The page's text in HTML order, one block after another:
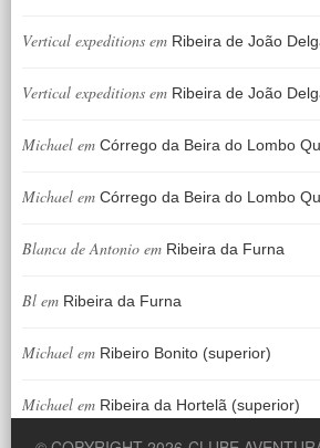
Vertical expeditions em Ribeira de João
Vertical expeditions em Ribeira de João
Michael em Córrego da Beira do Lombo
Michael em Córrego da Beira do Lombo
Blanca de Antonio em Ribeira da Furna
Bl em Ribeira da Furna
Michael em Ribeiro Bonito (superior)
Michael em Ribeira da Hortelã (superior)